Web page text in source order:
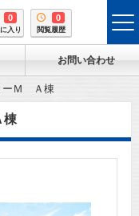
0
入り
0
閲覧履歴
お問い合わせ
ーＭ Ａ棟
棟